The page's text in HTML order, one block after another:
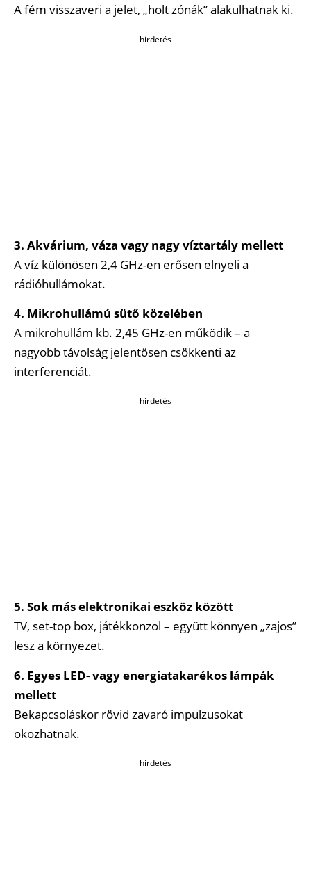
A fém visszaveri a jelet, „holt zónák” alakulhatnak ki.
hirdetés
3. Akvárium, váza vagy nagy víztartály mellett
A víz különösen 2,4 GHz-en erősen elnyeli a
rádióhullámokat.
4. Mikrohullámú sütő közelében
A mikrohullám kb. 2,45 GHz-en működik – a
nagyobb távolság jelentősen csökkenti az
interferenciát.
hirdetés
5. Sok más elektronikai eszköz között
TV, set-top box, játékkonzol – együtt könnyen „zajos”
lesz a környezet.
6. Egyes LED- vagy energiatakarékos lámpák
mellett
Bekapcsoláskor rövid zavaró impulzusokat
okozhatnak.
hirdetés